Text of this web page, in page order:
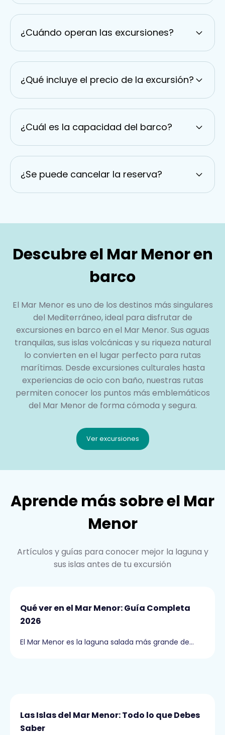
¿Cuándo operan las excursiones?
¿Qué incluye el precio de la excursión?
¿Cuál es la capacidad del barco?
¿Se puede cancelar la reserva?
Descubre el Mar Menor en
barco
El Mar Menor es uno de los destinos más singulares
del Mediterráneo, ideal para disfrutar de
excursiones en barco en el Mar Menor. Sus aguas
tranquilas, sus islas volcánicas y su riqueza natural
lo convierten en el lugar perfecto para rutas
marítimas. Desde excursiones culturales hasta
experiencias de ocio con baño, nuestras rutas
permiten conocer los puntos más emblemáticos
del Mar Menor de forma cómoda y segura.
Ver excursiones
Aprende más sobre el Mar
Menor
Artículos y guías para conocer mejor la laguna y
sus islas antes de tu excursión
Qué ver en el Mar Menor: Guía Completa
2026
El Mar Menor es la laguna salada más grande de…
Las Islas del Mar Menor: Todo lo que Debes
Saber